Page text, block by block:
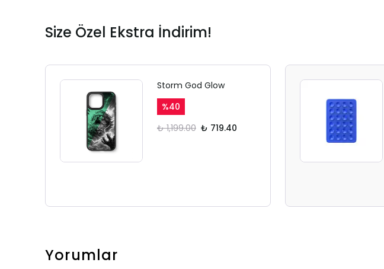
Size Özel Ekstra İndirim!
Storm God Glow
%40
₺ 1,199.00 ₺ 719.40
Yorumlar